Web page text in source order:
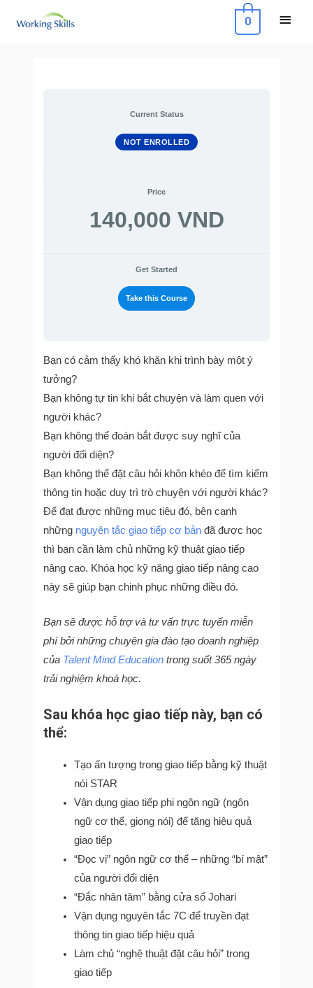
0
Current Status
NOT ENROLLED
Price
140,000 VND
Get Started
Take this Course
Bạn có cảm thấy khó khăn khi trình bày một ý
tưởng?
Bạn không tự tin khi bắt chuyện và làm quen với
người khác?
Bạn không thể đoán bắt được suy nghĩ của
người đối diện?
Bạn không thể đặt câu hỏi khôn khéo để tìm kiếm
thông tin hoặc duy trì trò chuyện với người khác?
Để đạt được những mục tiêu đó, bên cạnh
những nguyên tắc giao tiếp cơ bản đã được học
thì bạn cần làm chủ những kỹ thuật giao tiếp
nâng cao. Khóa học kỹ năng giao tiếp nâng cao
này sẽ giúp bạn chinh phục những điều đó.
Bạn sẽ được hỗ trợ và tư vấn trực tuyến miễn
phí bởi những chuyên gia đào tạo doanh nghiệp
của Talent Mind Education trong suốt 365 ngày
trải nghiệm khoá học.
Sau khóa học giao tiếp này, bạn có
thể:
Tạo ấn tượng trong giao tiếp bằng kỹ thuật
nói STAR
Vận dụng giao tiếp phi ngôn ngữ (ngôn
ngữ cơ thể, giọng nói) để tăng hiệu quả
giao tiếp
“Đọc vị” ngôn ngữ cơ thể – những “bí mật”
của người đối diện
“Đắc nhân tâm” bằng cửa sổ Johari
Vận dụng nguyên tắc 7C để truyền đạt
thông tin giao tiếp hiệu quả
Làm chủ “nghệ thuật đặt câu hỏi” trong
giao tiếp